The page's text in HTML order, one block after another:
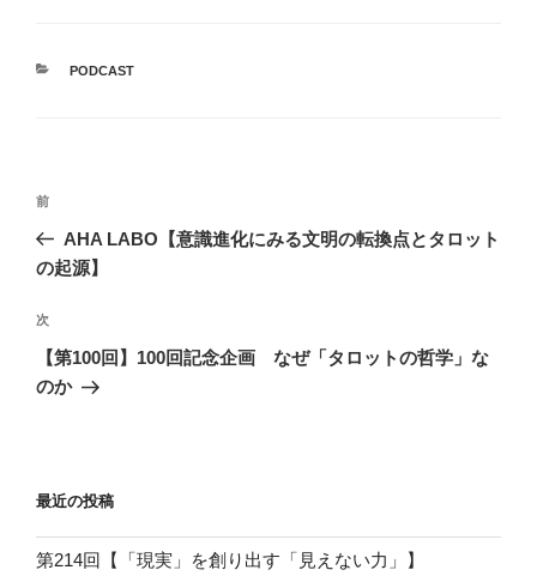
カ
PODCAST
投
ナ
ゲ
ー
シ
前
の
投
前
AHA LABO【意識進化にみる文明の転換点とタロット
の起源】
次
の
投
次
【第100回】100回記念企画 なぜ「タロットの哲学」な
のか
最近の投稿
第214回【「現実」を創り出す「見えない力」】